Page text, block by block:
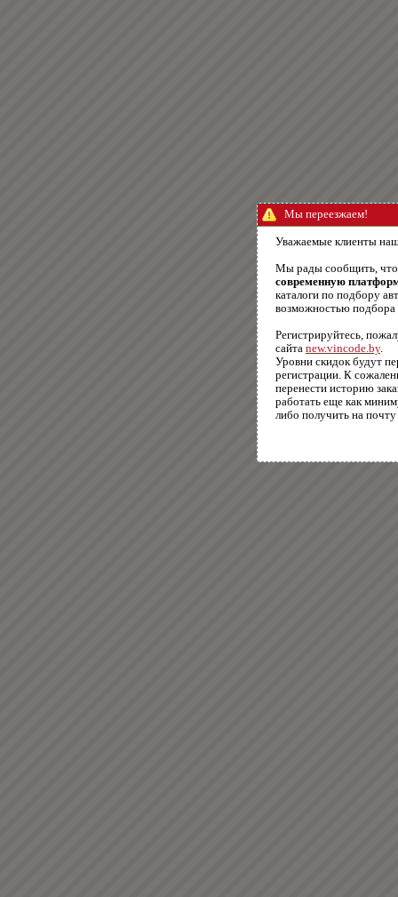
Мы переезжаем!
Уважаемые клиенты
Мы рады сообщить,
современную
каталоги по подбору
возможностью подбора
Регистрируйтесь,
сайта new.vincode.by.
Уровни скидок будут
регистрации. К
перенести историю
работать еще как
либо получить на